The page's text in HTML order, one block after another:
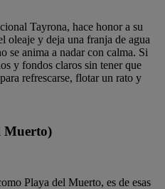
Tayrona, hace honor a su
oleaje y deja una franja de agua
se anima a nadar con calma. Si
y fondos claros sin tener que
refrescarse, flotar un rato y
Muerto)
Playa del Muerto, es de esas